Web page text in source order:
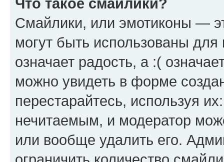
Смайлики, или эмотиконы —
могут быть использованы
означает радость, а :(
можно увидеть в форме
перестарайтесь, используя
нечитаемым, и модератор
или вообще удалить его.